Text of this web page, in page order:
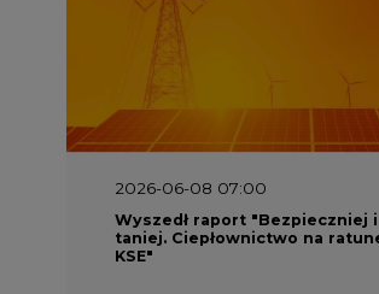
2026-06-08 07:00
Wyszedł raport "Bezpieczniej i
taniej. Ciepłownictwo na
KSE"